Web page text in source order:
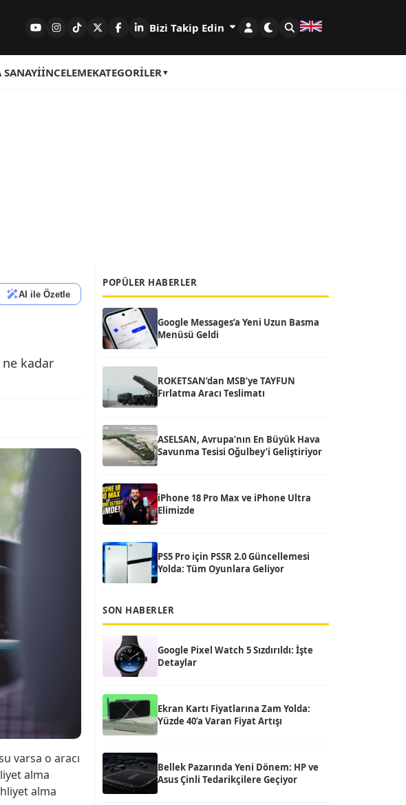
Bizi Takip Edin
SANAYIİNCELEMEKATEGORILER
AI ile Özetle
kadar
varsa o aracı
alma
alma
POPÜLER HABERLER
Google Messages’a Yeni Uzun Basma
Menüsü Geldi
ROKETSAN’dan MSB’ye TAYFUN
Fırlatma Aracı Teslimatı
ASELSAN, Avrupa’nın En Büyük Hava
Savunma Tesisi Oğulbey’i Geliştiriyor
iPhone 18 Pro Max ve iPhone Ultra
Elimizde
PS5 Pro için PSSR 2.0 Güncellemesi
Yolda: Tüm Oyunlara Geliyor
SON HABERLER
Google Pixel Watch 5 Sızdırıldı: İşte
Detaylar
Ekran Kartı Fiyatlarına Zam Yolda:
Yüzde 40’a Varan Fiyat Artışı
Bellek Pazarında Yeni Dönem: HP ve
Asus Çinli Tedarikçilere Geçiyor